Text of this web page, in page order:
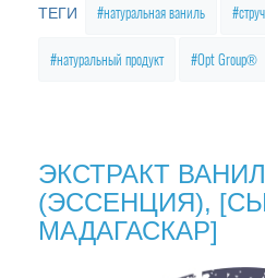
[экстракт] натуральный
ТЕГИ натуральная ваниль
натуральный продукт Opt Group®
ЭКСТРАКТ
(ЭССЕНЦИЯ),
МАДАГАСКАР]